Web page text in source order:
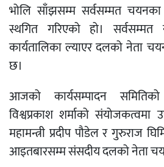
भोलि साँझसम्म सर्वसम्मत चयनका
स्थगित गरिएको हो।
कार्यतालिका ल्याएर दलको नेता
छ।
आजको कार्यसम्पादन
विश्वप्रकाश शर्माको संयोजकत्वमा
महामन्त्री प्रदीप पौडेल र गुरुराज
आइतबारसम्म संसदीय दलको नेता